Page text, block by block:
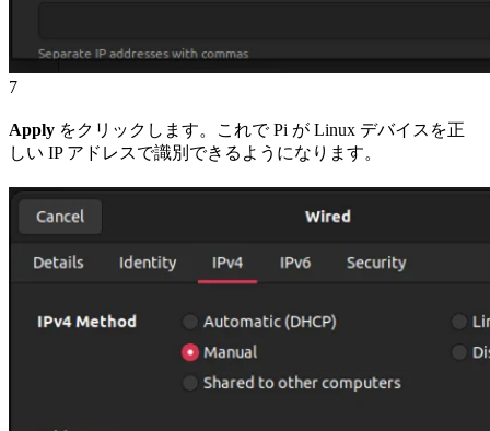
7
Apply をクリックします。これで Pi が Linux デバイスを正
しい IP アドレスで識別できるようになります。